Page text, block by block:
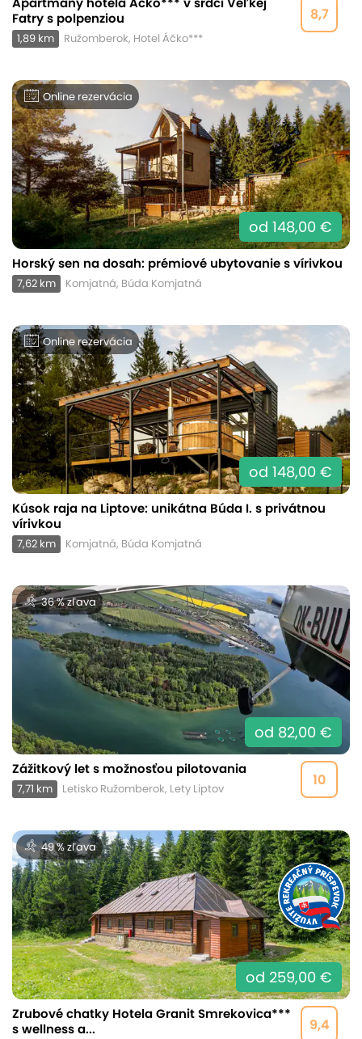
8,7
Fatry s polpenziou
1,89 km Ružomberok, Hotel Áčko***
Online rezervácia
od 148,00 €
Horský sen na dosah: prémiové ubytovanie s vírivkou
7,62 km Komjatná, Búda Komjatná
Online rezervácia
od 148,00 €
Kúsok raja na Liptove: unikátna Búda I. s privátnou
vírivkou
7,62 km Komjatná, Búda Komjatná
36 % zľava
od 82,00 €
10
Zážitkový let s možnosťou pilotovania
7,71 km Letisko Ružomberok, Lety Liptov
49 % zľava
od 259,00 €
9,4
Zrubové chatky Hotela Granit Smrekovica***
s wellness a...